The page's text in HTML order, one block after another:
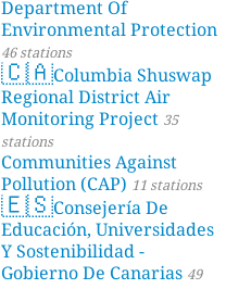
Department Of
Environmental Protection
46 stations
🇨🇦Columbia Shuswap
Regional District Air
Monitoring Project 35
stations
Communities Against
Pollution (CAP) 11 stations
🇪🇸Consejería De
Educación, Universidades
Y Sostenibilidad -
Gobierno De Canarias 49